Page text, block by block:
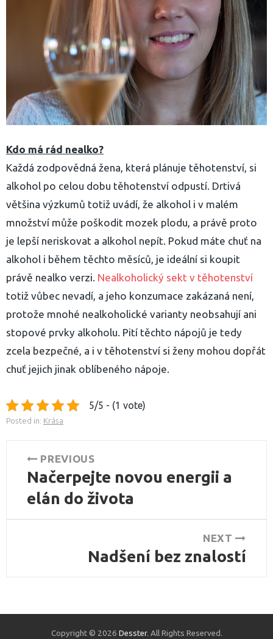
Kdo má rád nealko?
Každá zodpovědná žena, která plánuje těhotenství, si
alkohol po celou dobu těhotenství odpustí. Drtivá
většina výzkumů totiž uvádí, že alkohol i v malém
množství může poškodit mozek plodu, a právě proto
je lepší neriskovat a alkohol nepít. Pokud máte chuť na
alkohol i během těchto měsíců, je ideální si koupit
právě nealko verzi. Nealkoholický sekt v těhotenství
totiž vůbec nevadí, a jeho konzumace zakázaná není,
protože mnohé nealkoholické varianty neobsahují ani
stopové prvky alkoholu. Pití těchto nápojů je tedy
zcela bezpečné, a i v těhotenství si ženy mohou dopřát
chuť jejich jinak oblíbeného nápoje.
5/5 - (1 vote)
Posted in: Krása
Navigace
pro
příspěvek
PREVIOUS
Previous
post:
Načerpejte novou energii a
elán do života
NEXT
Nadšení bez znalostí
Copyright © 2026 Desster. All Rights Reserved.